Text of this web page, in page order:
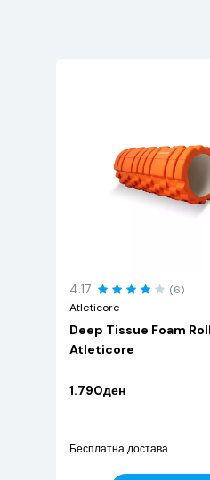
4.17
(6)
Atleticore
Deep Tissue Foam
Atleticore
1.790ден
Бесплатна достава